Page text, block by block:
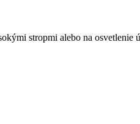
stropmi alebo na osvetlenie